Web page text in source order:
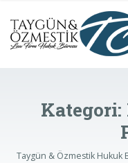
Taygün & Özmestik Hukuk